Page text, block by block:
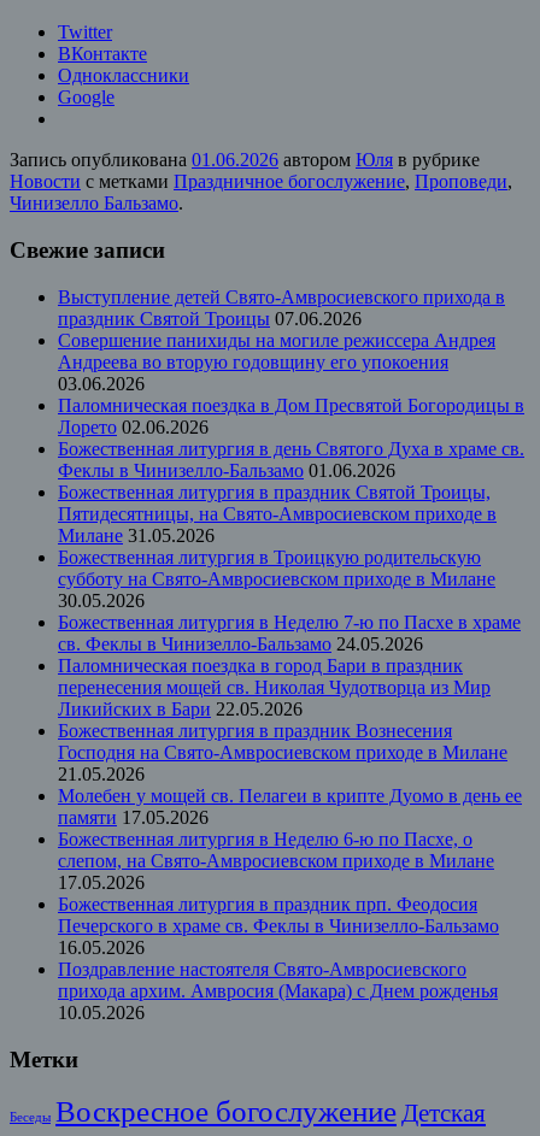
Twitter
ВКонтакте
Одноклассники
Google
Запись опубликована 01.06.2026 автором Юля в рубрике
Новости с метками Праздничное богослужение, Проповеди,
Чинизелло Бальзамо.
Свежие записи
Выступление детей Свято-Амвросиевского прихода в
праздник Святой Троицы 07.06.2026
Совершение панихиды на могиле режиссера Андрея
Андреева во вторую годовщину его упокоения
03.06.2026
Паломническая поездка в Дом Пресвятой Богородицы в
Лорето 02.06.2026
Божественная литургия в день Святого Духа в храме св.
Феклы в Чинизелло-Бальзамо 01.06.2026
Божественная литургия в праздник Святой Троицы,
Пятидесятницы, на Свято-Амвросиевском приходе в
Милане 31.05.2026
Божественная литургия в Троицкую родительскую
субботу на Свято-Амвросиевском приходе в Милане
30.05.2026
Божественная литургия в Неделю 7-ю по Пасхе в храме
св. Феклы в Чинизелло-Бальзамо 24.05.2026
Паломническая поездка в город Бари в праздник
перенесения мощей св. Николая Чудотворца из Мир
Ликийских в Бари 22.05.2026
Божественная литургия в праздник Вознесения
Господня на Свято-Амвросиевском приходе в Милане
21.05.2026
Молебен у мощей св. Пелагеи в крипте Дуомо в день ее
памяти 17.05.2026
Божественная литургия в Неделю 6-ю по Пасхе, о
слепом, на Свято-Амвросиевском приходе в Милане
17.05.2026
Божественная литургия в праздник прп. Феодосия
Печерского в храме св. Феклы в Чинизелло-Бальзамо
16.05.2026
Поздравление настоятеля Свято-Амвросиевского
прихода архим. Амвросия (Макара) с Днем рожденья
10.05.2026
Метки
Беседы Воскресное богослужение Детская